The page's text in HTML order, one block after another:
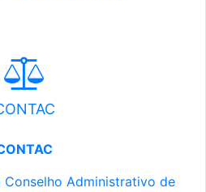
Administrativo de